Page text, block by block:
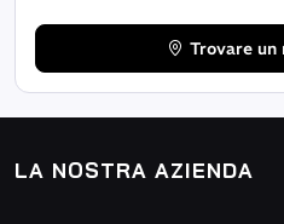
Trovare
LA NOSTRA AZIENDA